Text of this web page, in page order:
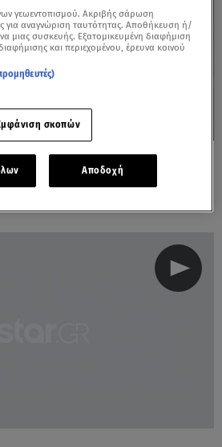
Ποζάρει με μπικίνι
για τέταρτη φορά!
γεωεντοπισμού. Ακριβής σάρωση
για αναγνώριση ταυτότητας. Αποθήκευση ή/
μιας συσκευής. Εξατομικευμένη διαφήμιση
και περιεχομένου, έρευνα κοινού
σκοπών
Αποδοχή